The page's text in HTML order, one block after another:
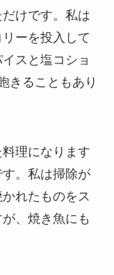
けです。私は
ーを投入して
スと塩コショ
きることもあり
理になります
す。私は掃除が
れたものをス
、焼き魚にも